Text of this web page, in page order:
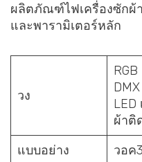
ผลิตภัณฑ์ไฟเครื่องซักผ้
และพารามิเตอร์หลัก
วง
RGB
LED
ผ้าติ
แบบอย่าง
วอค